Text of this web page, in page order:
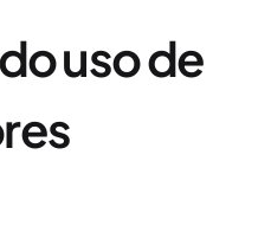
uso de